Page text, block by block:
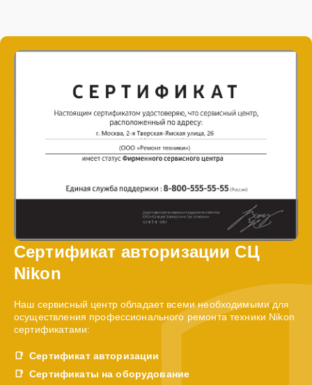
Сертификат авторизации СЦ
Nikon
Наш сервисный центр обладает всеми необходимыми для
осуществления профессионального ремонта техники Nikon
сертификатами:
Сертификат авторизации
Сертификаты на оборудование